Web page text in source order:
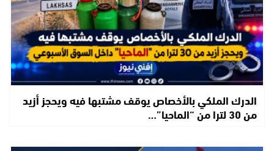
الدرك الملكي بالأخصاص يوقف مشتبها فيه ويحجز أزيد
من 30 لترا من “الماحيا”…